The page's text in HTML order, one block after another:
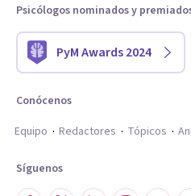
Psicólogos nominados y
PyM Awards 2024
Conócenos
Equipo
Redactores Tópicos
Síguenos